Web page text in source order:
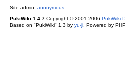
Site admin: anonymous
PukiWiki 1.4.7Copyright © 2001-2006 PukiWiki
Based on "PukiWiki" 1.3 by yu-ji. Powered by